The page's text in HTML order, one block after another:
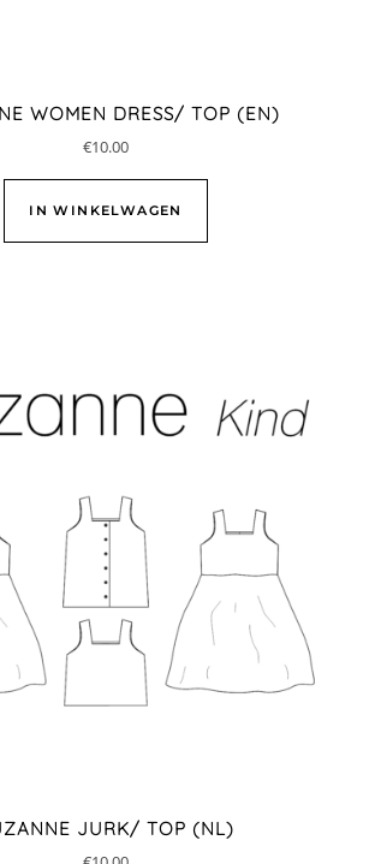
WOMEN DRESS/ TOP (EN)
€10.00
IN WINKELWAGEN
JURK/ TOP (NL)